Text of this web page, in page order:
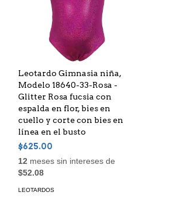
Leotardo Gimnasia niña,
Modelo 18640-33-Rosa -
Glitter Rosa fucsia con
espalda en flor, bies en
cuello y corte con bies en
línea en el busto
$625.00
12 meses sin intereses de
$52.08
LEOTARDOS